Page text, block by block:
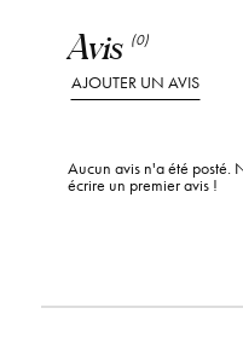
Avis (0)
AJOUTER UN AVIS
Aucun avis n'a été posté.
écrire un premier avis !